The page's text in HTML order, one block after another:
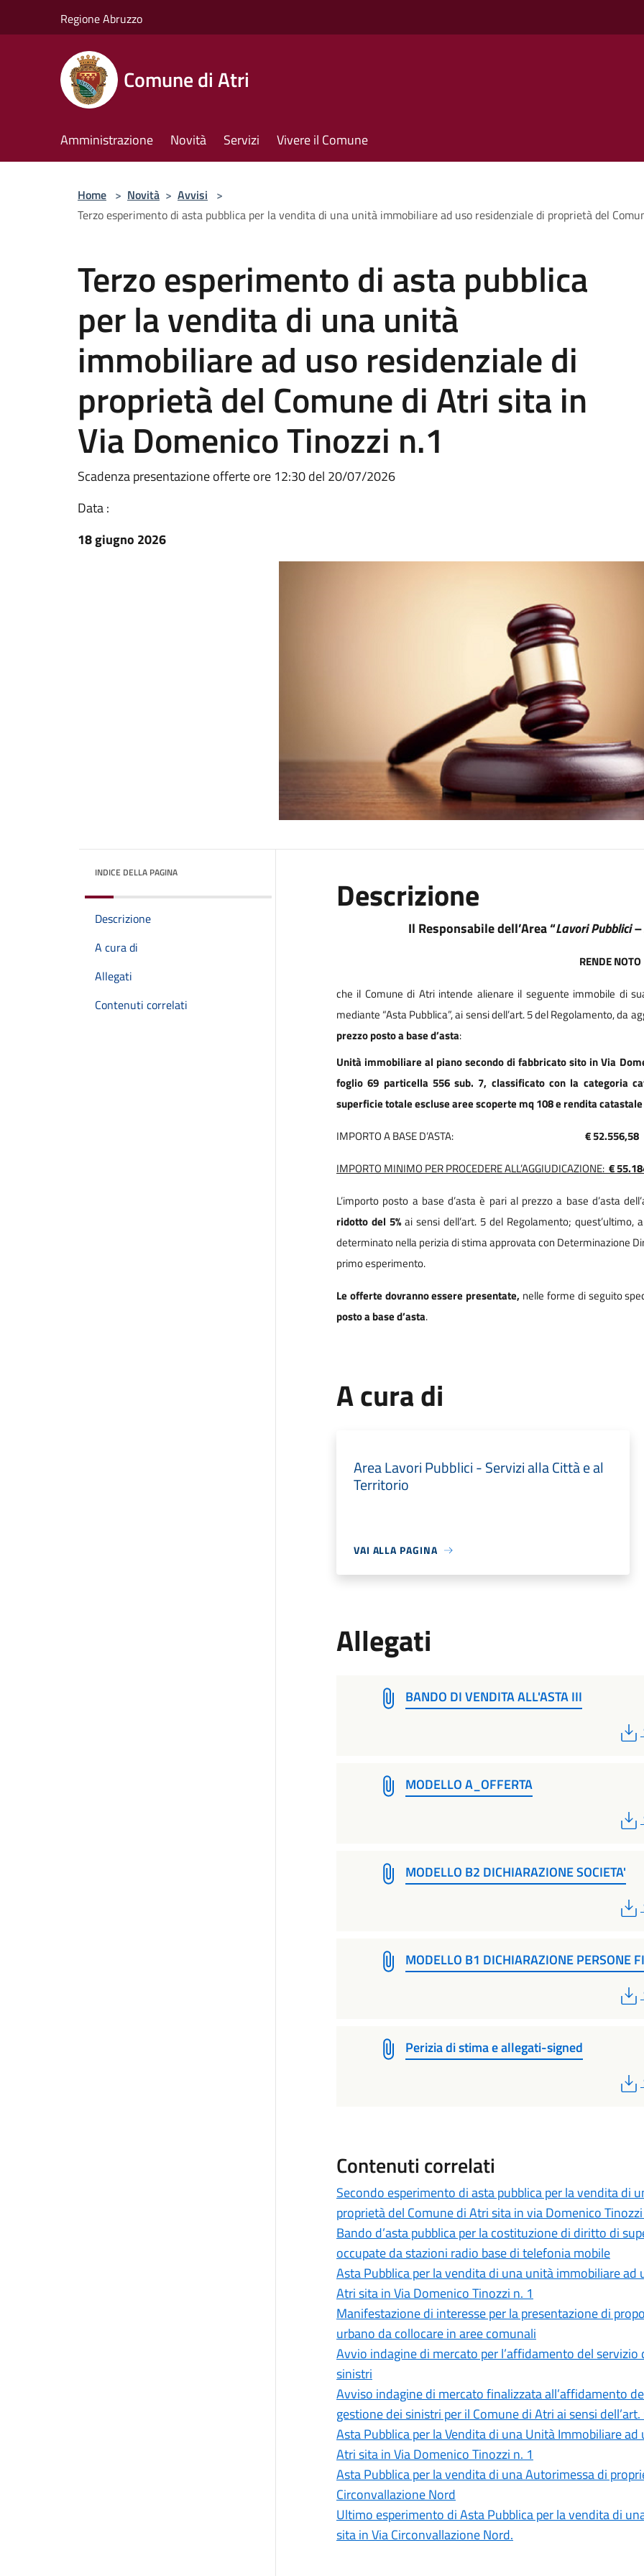
Regione Abruzzo
Comune di Atri
Amministrazione Novità Servizi Vivere il Comune
Home > Novità > Avvisi >
Terzo esperimento di asta pubblica per la vendita di una unità immobiliare ad uso residenziale di proprietà del
Terzo esperimento di asta pubblica
per la vendita di una unità
immobiliare ad uso residenziale di
proprietà del Comune di Atri sita in
Via Domenico Tinozzi n.1
Scadenza presentazione offerte ore 12:30 del 20/07/2026
Data :
18 giugno 2026
INDICE DELLA PAGINA
Descrizione
A cura di
Allegati
Contenuti correlati
Descrizione
Il Responsabile dell’Area “Lavori Pubblici
RENDE NOTO
che il Comune di Atri intende alienare il seguente immobile di
mediante “Asta Pubblica”, ai sensi dell’art. 5 del Regolamento, da
prezzo posto a base d’asta:
Unità immobiliare al piano secondo di fabbricato sito in Via
foglio 69 particella 556 sub. 7, classificato con la categoria
superficie totale escluse aree scoperte mq 108 e rendita catastale
IMPORTO A BASE D’ASTA:
€ 52.556,58
IMPORTO MINIMO PER PROCEDERE ALL’AGGIUDICAZIONE: €
L’importo posto a base d’asta è pari al prezzo a base d’asta
ridotto del 5%ai sensi dell’art. 5 del Regolamento;
determinato nella perizia di stima approvata con Determinazione
primo esperimento.
Le offerte dovranno essere presentate, nelle forme di seguito
posto a base d’asta.
A cura di
Area Lavori Pubblici - Servizi alla Città e al
Territorio
VAI ALLA PAGINA
Allegati
BANDO DI VENDITA ALL'ASTA III
MODELLO A_OFFERTA
MODELLO B2 DICHIARAZIONE SOCIETA'
MODELLO B1 DICHIARAZIONE PERSONE
Perizia di stima e allegati-signed
Contenuti correlati
Secondo esperimento di asta pubblica per la vendita di
proprietà del Comune di Atri sita in via Domenico
Bando d’asta pubblica per la costituzione di diritto di
occupate da stazioni radio base di telefonia mobile
Asta Pubblica per la vendita di una unità immobiliare
Atri sita in Via Domenico Tinozzi n. 1
Manifestazione di interesse per la presentazione di
urbano da collocare in aree comunali
Avvio indagine di mercato per l’affidamento del
sinistri
Avviso indagine di mercato finalizzata all’affidamento
gestione dei sinistri per il Comune di Atri ai sensi
Asta Pubblica per la Vendita di una Unità Immobiliare
Atri sita in Via Domenico Tinozzi n. 1
Asta Pubblica per la vendita di una Autorimessa di
Circonvallazione Nord
Ultimo esperimento di Asta Pubblica per la vendita di
sita in Via Circonvallazione Nord.